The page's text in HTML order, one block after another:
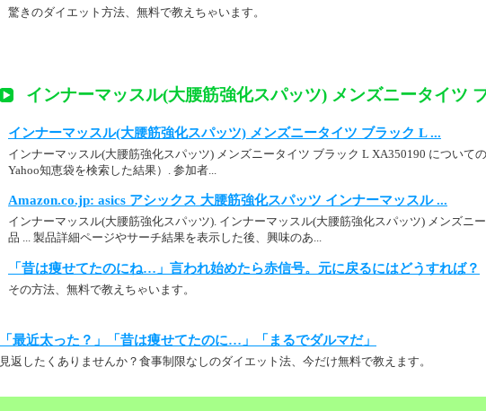
驚きのダイエット方法、無料で教えちゃいます。
インナーマッスル(大腰筋強化スパッツ) メンズニータイツ
インナーマッスル(大腰筋強化スパッツ) メンズニータイツ ブラック L ...
インナーマッスル(大腰筋強化スパッツ) メンズニータイツ ブラック L XA350190 について
Yahoo知恵袋を検索した結果）. 参加者...
Amazon.co.jp: asics アシックス 大腰筋強化スパッツ インナーマッスル ...
インナーマッスル(大腰筋強化スパッツ). インナーマッスル(大腰筋強化スパッツ) メンズニ
品 ... 製品詳細ページやサーチ結果を表示した後、興味のあ...
「昔は痩せてたのにね…」言われ始めたら赤信号。元に戻るにはどうすれば？
その方法、無料で教えちゃいます。
「最近太った？」「昔は痩せてたのに…」「まるでダルマだ」
見返したくありませんか？食事制限なしのダイエット法、今だけ無料で教えます。